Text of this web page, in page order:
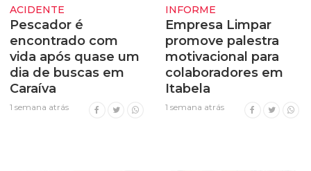
ACIDENTE
Pescador é
encontrado com
vida após quase um
dia de buscas em
Caraíva
1 semana atrás
INFORME
Empresa Limpar
promove palestra
motivacional para
colaboradores em
Itabela
1 semana atrás